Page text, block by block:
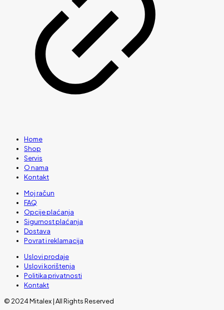
Home
Shop
Servis
O nama
Kontakt
Moj račun
FAQ
Opcije plaćanja
Sigurnost plaćanja
Dostava
Povrat i reklamacija
Uslovi prodaje
Uslovi korištenja
Politika privatnosti
Kontakt
© 2024 Mitalex | All Rights Reserved